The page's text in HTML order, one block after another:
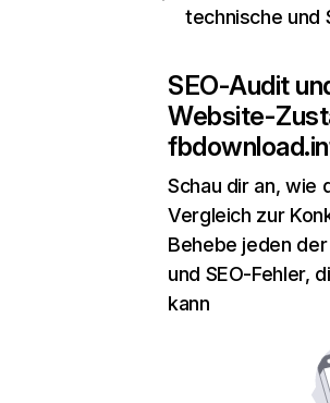
technische und
SEO-Audit
Website-
Schau dir an, wie
Vergleich zur
Behebe jeden
und SEO-Fehler,
kann